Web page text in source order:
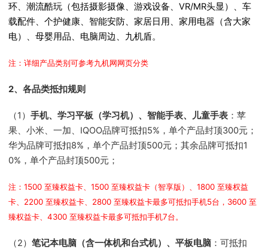
环、潮流酷玩（包括摄影摄像、游戏设备、VR/MR头显）、车
载配件、个护健康、智能安防、家居日用、家用电器（含大家
电）、母婴用品、电脑周边、九机盾。
注：详细产品类别可参考九机网网页分类
2、各品类抵扣规则
（1） 手机、学习平板（学习机）、智能手表、儿童手表 ：苹
果、小米、一加、IQOO品牌可抵扣5%，单个产品封顶300元；
华为品牌可抵扣8%，单个产品封顶500元；其余品牌可抵扣1
0%，单个产品封顶500元；
注：1500 至臻权益卡、1500 至臻权益卡（智享版）、1800 至臻权益
卡、2200 至臻权益卡、2800 至臻权益卡最多可抵扣手机5台，3600 至
臻权益卡、4300 至臻权益卡最多可抵扣手机7台。
（2） 笔记本电脑（含一体机和台式机）、平板电脑 ：可抵扣